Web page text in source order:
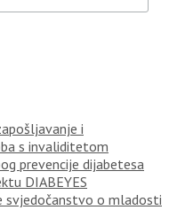
i
s invaliditetom
prevencije dijabetesa
DIABEYES
svjedočanstvo o mladosti